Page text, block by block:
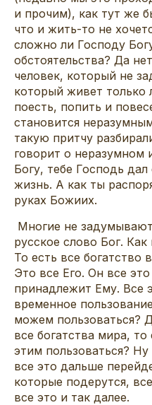
и прочим), как тут же
что и жить-то не
сложно ли Господу
обстоятельства? Да
человек, который не
который живет только
поесть, попить и
становится
такую притчу
говорит о неразумном
Богу, тебе Господь
жизнь. А как ты
руках Божиих.
Многие не
русское слово Бог.
То есть все богатство
Это все Его. Он все
принадлежит Ему. Все
временное
можем пользоваться?
все богатства мира,
этим пользоваться?
все это дальше
которые подерутся,
все это и так далее.